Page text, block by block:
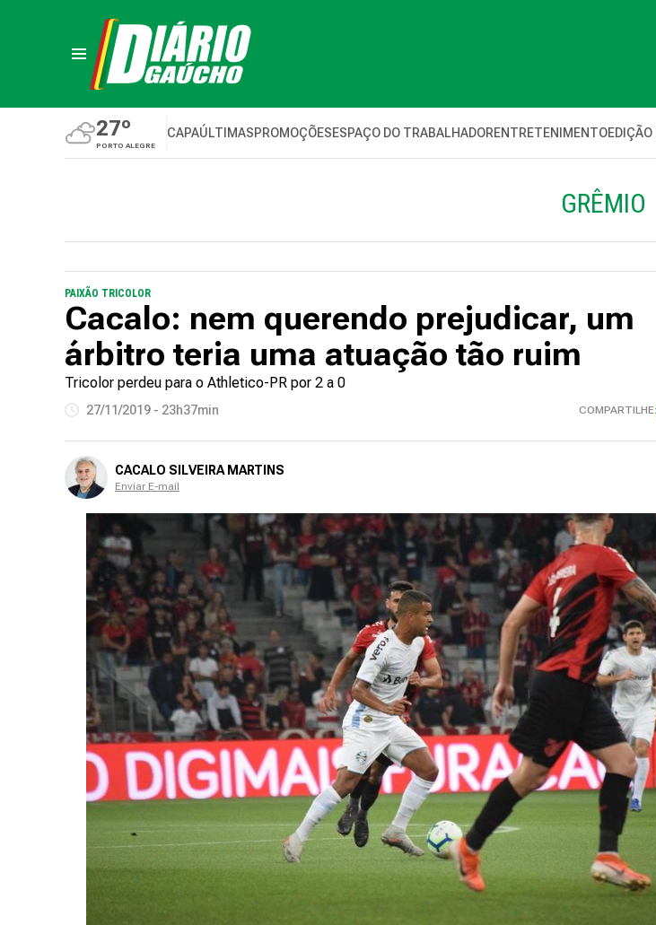
27º
PORTO ALEGRE
CAPAÚLTIMASPROMOÇÕESESPAÇO DO TRABALHADORENTRETENIMENTO
GRÊMIO
PAIXÃO TRICOLOR
Cacalo: nem querendo prejudicar, um
árbitro teria uma atuação tão ruim
Tricolor perdeu para o Athletico-PR por 2 a 0
27/11/2019 - 23h37min COMPARTILHE:
CACALO SILVEIRA MARTINS
Enviar E-mail